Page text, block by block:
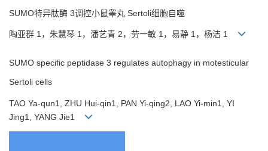
SUMO特异肽酶 3调控小鼠睾丸 Sertoli细胞自噬
陶亚群 1，朱慧琴 1，潘艺青 2，劳一敏 1，易静 1，杨洁 1
SUMO specific peptidase 3 regulates autophagy in motesticular
Sertoli cells
TAO Ya-qun1, ZHU Hui-qin1, PAN Yi-qing2, LAO Yi-min1, YI
Jing1, YANG Jie1